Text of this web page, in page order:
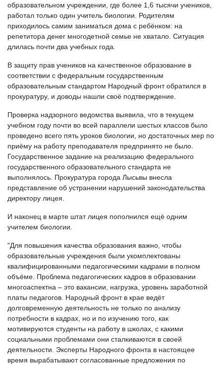
образовательном учреждении, где более 1,6 тысячи учеников,
работал только один учитель биологии. Родителям
приходилось самим заниматься дома с ребёнком: на
репетитора денег многодетной семье не хватало. Ситуация
длилась почти два учебных года.
В защиту прав учеников на качественное образование в
соответствии с федеральным государственным
образовательным стандартом Народный фронт обратился в
прокуратуру, и доводы нашли своё подтверждение.
Проверка надзорного ведомства выявила, что в текущем
учебном году почти во всей параллели шестых классов было
проведено всего пять уроков биологии, но достаточных мер по
приёму на работу преподавателя предпринято не было.
Государственное задание на реализацию федерального
государственного образовательного стандарта не
выполнялось. Прокуратура города Лысьвы внесла
представление об устранении нарушений законодательства
директору лицея.
И наконец в марте штат лицея пополнился ещё одним
учителем биологии.
"Для повышения качества образования важно, чтобы
образовательные учреждения были укомплектованы
квалифицированными педагогическими кадрами в полном
объёме. Проблема педагогических кадров в образовании
многоаспектна – это вакансии, нагрузка, уровень заработной
платы педагогов. Народный фронт в крае ведёт
долговременную деятельность не только по анализу
потребности в кадрах, но и по изучению того, как
мотивируются студенты на работу в школах, с какими
социальными проблемами они сталкиваются в своей
деятельности. Эксперты Народного фронта в настоящее
время вырабатывают согласованные предложения по